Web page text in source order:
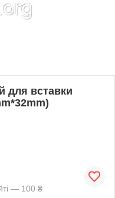
для вставки
— 100 ₴